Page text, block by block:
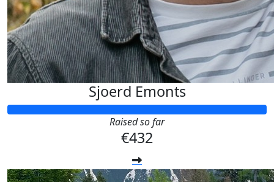
Sjoerd Emonts
Raised so far
€432